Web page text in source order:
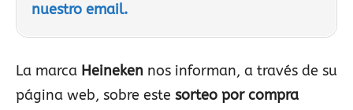
nuestro email.
La marca Heineken nos informan, a través de su
página web, sobre este sorteo por compra